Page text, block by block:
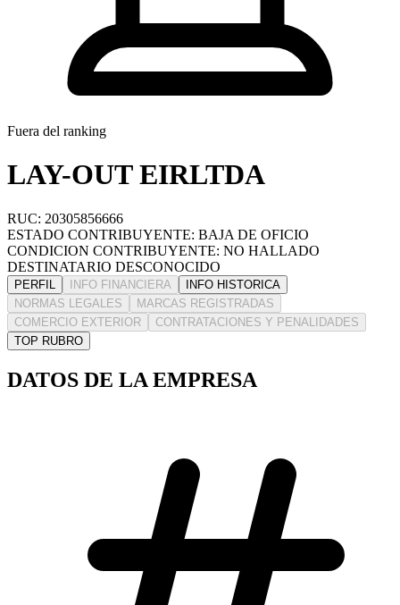
Fuera del ranking
LAY-OUT EIRLTDA
RUC: 20305856666
ESTADO CONTRIBUYENTE: BAJA DE OFICIO
CONDICION CONTRIBUYENTE: NO HALLADO
DESTINATARIO DESCONOCIDO
PERFIL INFO FINANCIERA
INFO HISTORICA
NORMAS LEGALES
MARCAS REGISTRADAS
COMERCIO EXTERIOR
CONTRATACIONES Y PENALIDADES
TOP RUBRO
DATOS DE LA EMPRESA